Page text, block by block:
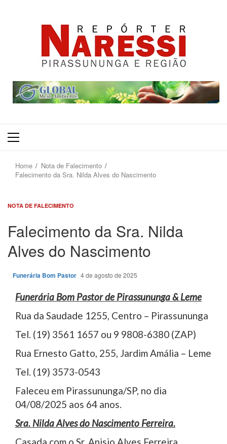
Primary
Home
Nota de Falecimento
Falecimento da Sra. Nilda Alves do Nascimento
NOTA DE FALECIMENTO
Falecimento da Sra. Nilda
Alves do Nascimento
Funerária Bom Pastor 4 de agosto de 2025
Funerária Bom Pastor de Pirassununga & Leme
Rua da Saudade 1255, Centro – Pirassununga
Tel. (19) 3561 1657 ou 9 9808-6380 (ZAP)
Rua Ernesto Gatto, 255, Jardim Amália – Leme
Tel. (19) 3573-0543
Faleceu em Pirassununga/SP, no dia
04/08/2025 aos 64 anos.
Sra. Nilda Alves do Nascimento Ferreira.
Casada com o Sr. Anisio Alves Ferreira.